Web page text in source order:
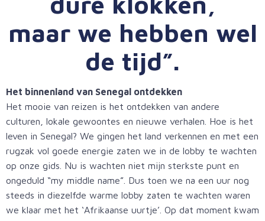
maar we hebben wel
de tijd”.
Het binnenland van Senegal ontdekken
Het mooie van reizen is het ontdekken van andere
culturen, lokale gewoontes en nieuwe verhalen. Hoe is het
leven in Senegal? We gingen het land verkennen en met een
rugzak vol goede energie zaten we in de lobby te wachten
op onze gids. Nu is wachten niet mijn sterkste punt en
ongeduld “my middle name”. Dus toen we na een uur nog
steeds in diezelfde warme lobby zaten te wachten waren
we klaar met het ‘Afrikaanse uurtje’. Op dat moment kwam